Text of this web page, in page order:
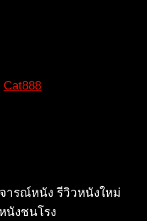
Cat888
ารณ์หนัง รีวิวหนังใหม่
นังชนโรง